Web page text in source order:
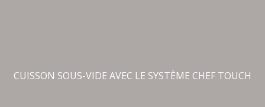
CUISSON SOUS-VIDE AVEC LE SYSTÈME CHEF TOUCH